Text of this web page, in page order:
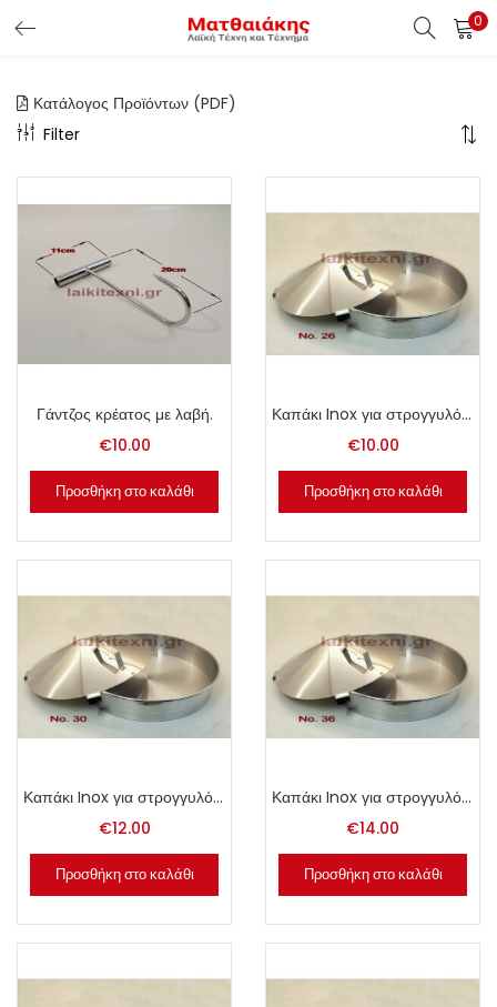
0
Κατάλογος Προϊόντων (PDF)
Filter
Γάντζος κρέατος με λαβή.
€10.00
Προσθήκη στο καλάθι
Καπάκι Inox για στρογγυλό ταψί Νο. 26.
€10.00
Προσθήκη στο καλάθι
Καπάκι Inox για στρογγυλό ταψί Νο. 30.
€12.00
Προσθήκη στο καλάθι
Καπάκι Inox για στρογγυλό ταψί Νο. 36.
€14.00
Προσθήκη στο καλάθι
ΕΊΣΟΔΟΣ ΠΕΛΑΤΏΝ
Εισάγετε το Username & Password για την είσοδο σας ώς
πελάτης.
Υπενθύμιση κωδικού
Είσοδος Πελατών